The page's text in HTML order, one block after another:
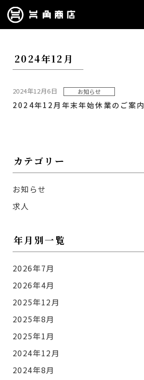
2024年12月
2024年12月6日 お知らせ
2024年12月年末年始休業のご案内
カテゴリー
お知らせ
求人
年月別一覧
2026年7月
2026年4月
2025年12月
2025年8月
2025年1月
2024年12月
2024年8月